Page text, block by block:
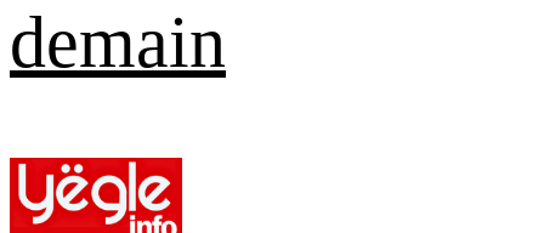
demain
Primary